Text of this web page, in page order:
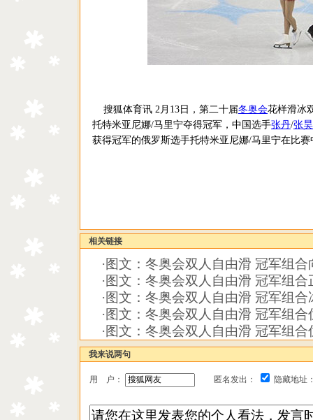
搜狐体育讯 2月13日，第二十届冬奥会花样滑冰
托特米亚尼娜/马里宁夺得冠军，中国选手张丹/张昊
获得冠军的俄罗斯选手托特米亚尼娜/马里宁在比
相关链接
· 图文：冬奥会双人自由滑 冠军组合
· 图文：冬奥会双人自由滑 冠军组合
· 图文：冬奥会双人自由滑 冠军组合
· 图文：冬奥会双人自由滑 冠军组合
· 图文：冬奥会双人自由滑 冠军组合
我来说两句
用 户： 匿名发出： 隐藏地址